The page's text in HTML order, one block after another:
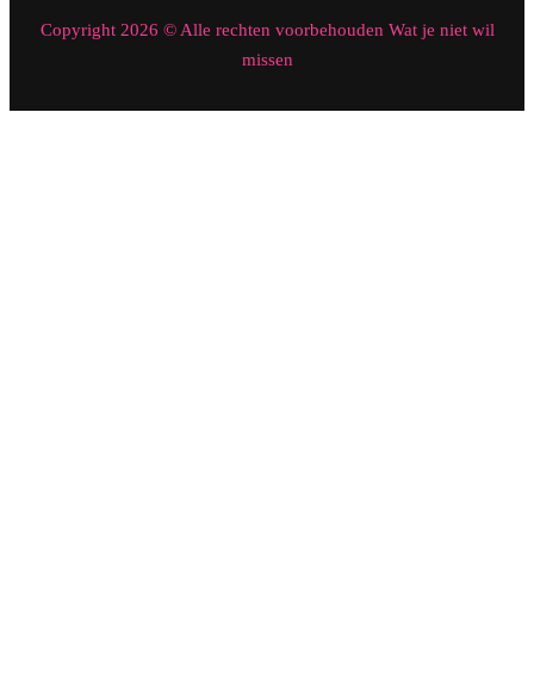
Copyright 2026 © Alle rechten voorbehouden Wat je niet wil
missen